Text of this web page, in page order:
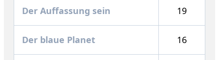
Der Auffassung sein 19
Der blaue Planet 16